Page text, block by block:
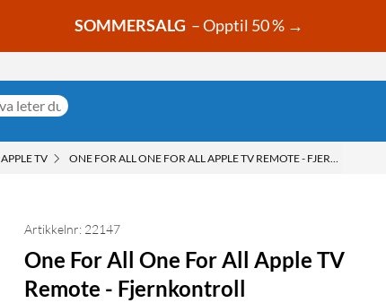
SOMMERSALG – Opptil 50 % →
APPLE TV ONE FOR ALL ONE FOR ALL APPLE TV REMOTE -
Artikkelnr: 22147
One For All One For All Apple TV
Remote - Fjernkontroll